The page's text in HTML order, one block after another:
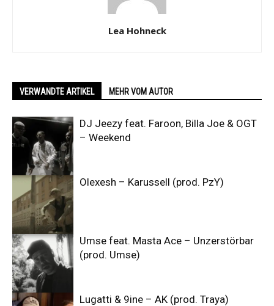
Lea Hohneck
VERWANDTE ARTIKEL MEHR VOM AUTOR
DJ Jeezy feat. Faroon, Billa Joe & OGT
– Weekend
Olexesh – Karussell (prod. PzY)
Umse feat. Masta Ace – Unzerstörbar
(prod. Umse)
Lugatti & 9ine – AK (prod. Traya)